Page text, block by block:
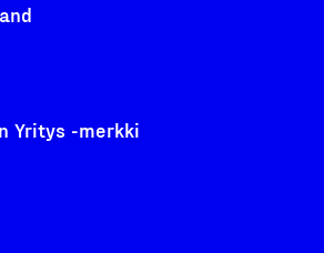
Yritys -merkki